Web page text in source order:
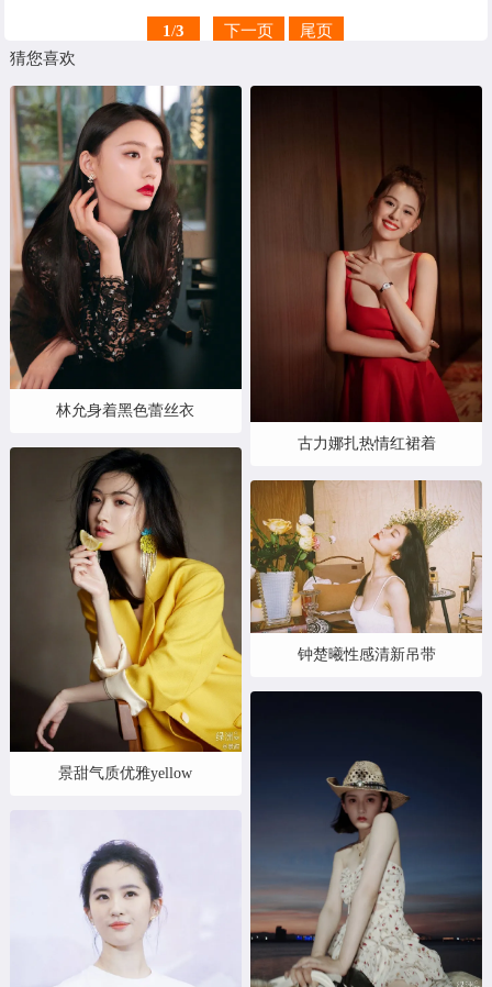
1/3 下一页
尾页
猜您喜欢
林允身着黑色蕾丝衣
景甜气质优雅yellow
古力娜扎热情红裙着
钟楚曦性感清新吊带